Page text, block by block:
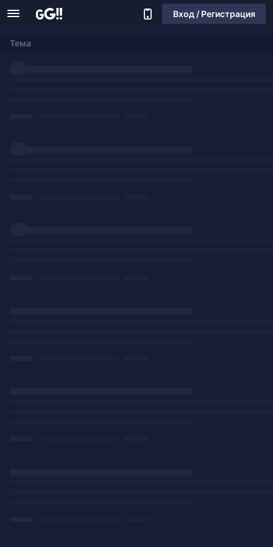
Вход / Регистрация
Тема